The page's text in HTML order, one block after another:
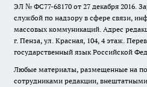
ЭЛ № ФС77-68170 от 27 декабря 2016.
службой по надзору в сфере связи,
массовых коммуникаций. Адрес
г. Пенза, ул. Красная, 104, 4 этаж.
государственный язык Российской
Любые материалы, размещенные на
сотрудниками редакции,